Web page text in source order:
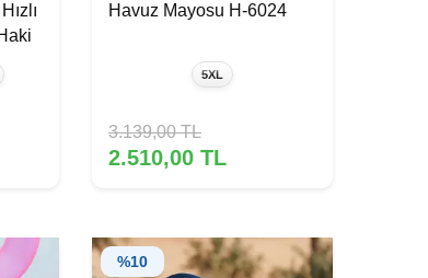
Havuz Mayosu H-6024
5XL
3.139,00TL
2.510,00 TL
%10